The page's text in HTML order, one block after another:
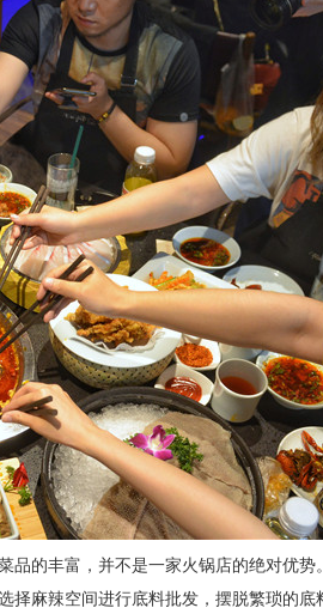
品的丰富，并不是一家火锅店的绝对优势
择麻辣空间进行底料批发，摆脱繁琐的